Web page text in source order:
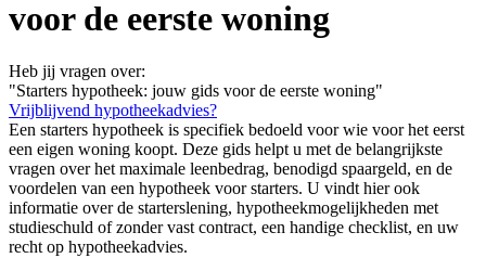
voor de eerste woning
Heb jij vragen over:
"Starters hypotheek: jouw gids voor de eerste woning"
Vrijblijvend hypotheekadvies?
Een starters hypotheek is specifiek bedoeld voor wie voor het eerst
een eigen woning koopt. Deze gids helpt u met de belangrijkste
vragen over het maximale leenbedrag, benodigd spaargeld, en de
voordelen van een hypotheek voor starters. U vindt hier ook
informatie over de starterslening, hypotheekmogelijkheden met
studieschuld of zonder vast contract, een handige checklist, en uw
recht op hypotheekadvies.